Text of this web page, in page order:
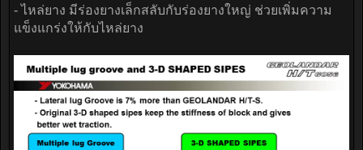
- ไหล่ยาง มีร่องยางเล็กสลับกับร่องยางใหญ่ ช่วยเพิ่มความ
แข็งแกร่งให้กับไหล่ยาง